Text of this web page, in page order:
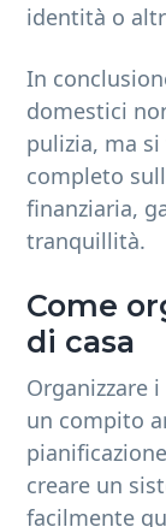
identità o
In
domestici
pulizia, ma
completo
finanziaria,
tranquillità.
Come
di casa
Organizzare
un compito
creare un
facilmente